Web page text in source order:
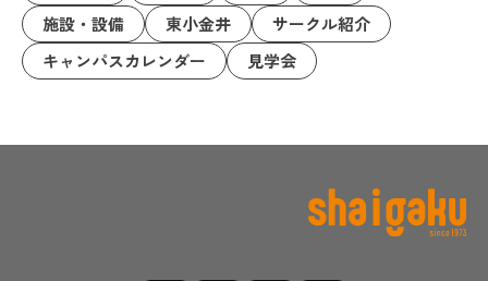
施設・設備
東小金井
サークル紹介
キャンパスカレンダー
見学会